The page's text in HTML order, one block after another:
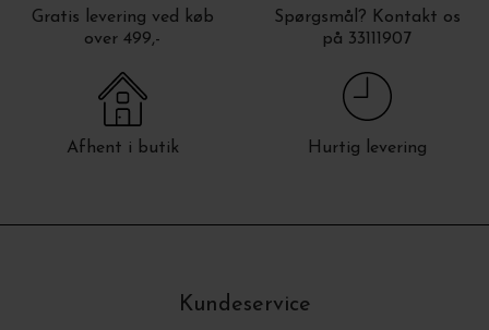
Gratis levering ved køb
over 499,-
Spørgsmål? Kontakt os
på 33111907
Afhent i butik Hurtig levering
Kundeservice